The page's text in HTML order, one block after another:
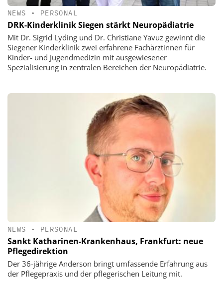
NEWS • PERSONAL
DRK-Kinderklinik Siegen stärkt Neuropädiatrie
Mit Dr. Sigrid Lyding und Dr. Christiane Yavuz gewinnt die
Siegener Kinderklinik zwei erfahrene Fachärztinnen für
Kinder- und Jugendmedizin mit ausgewiesener
Spezialisierung in zentralen Bereichen der Neuropädiatrie.
NEWS • PERSONAL
Sankt Katharinen-Krankenhaus, Frankfurt: neue
Pflegedirektion
Der 36-jährige Anderson bringt umfassende Erfahrung aus
der Pflegepraxis und der pflegerischen Leitung mit.